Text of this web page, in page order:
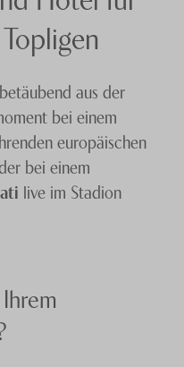
aus der
bei einem
europäischen
bei einem
live im Stadion
Road, im
– wir wissen, wo
Sie sicher hin und